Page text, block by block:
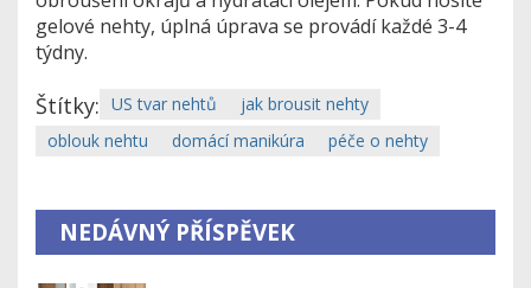
gelové nehty, úplná úprava se provádí každé 3-4
týdny.
Štítky: US tvar nehtů
jak brousit nehty
oblouk nehtu
domácí manikúra péče o nehty
NEDÁVNÝ PŘÍSPĚVEK